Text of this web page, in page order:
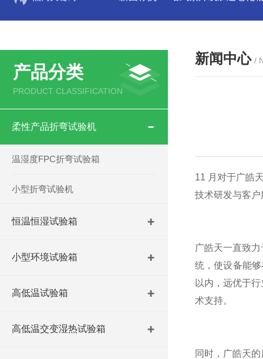
产品分类
PRODUCT CLASSIFICATION
柔性产品折弯试验机
温湿度FPC折弯试验箱
小型折弯试验机
恒温恒湿试验箱
小型环境试验箱
高低温试验箱
高低温交变湿热试验箱
新闻中心 /
11 月对于广皓
技术研发与客
广皓天一直致
统，使设备能
以内，远优于
术支持。
同时，广皓天